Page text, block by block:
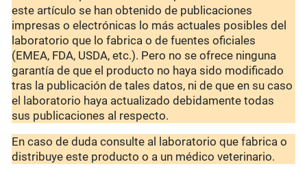
este artículo se han obtenido de publicaciones
impresas o electrónicas lo más actuales posibles del
laboratorio que lo fabrica o de fuentes oficiales
(EMEA, FDA, USDA, etc.). Pero no se ofrece ninguna
garantía de que el producto no haya sido modificado
tras la publicación de tales datos, ni de que en su caso
el laboratorio haya actualizado debidamente todas
sus publicaciones al respecto.
En caso de duda consulte al laboratorio que fabrica o
distribuye este producto o a un médico veterinario.